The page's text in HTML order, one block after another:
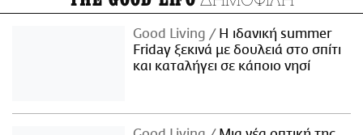
Good Living
Η ιδανική summer
Friday ξεκινά με δουλειά στο σπίτι
και καταλήγει σε κάποιο νησί